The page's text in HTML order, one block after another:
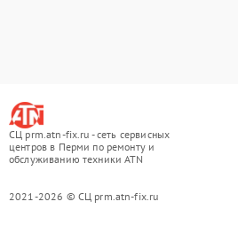
СЦ prm.atn-fix.ru - сеть сервисных
центров в Перми по ремонту и
обслуживанию техники ATN
2021-2026 © СЦ prm.atn-fix.ru